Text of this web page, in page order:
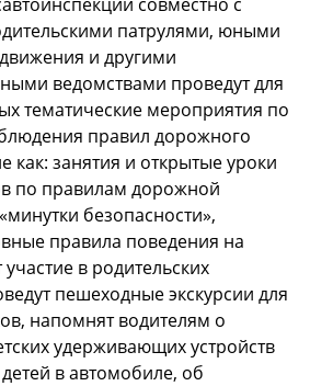
патрулями, юными
и другими
ведомствами проведут для
тематические мероприятия по
правил дорожного
как: занятия и открытые уроки
по правилам дорожной
безопасности»,
правила поведения на
в родительских
пешеходные экскурсии для
напомнят водителям о
удерживающих устройств
в автомобиле, об